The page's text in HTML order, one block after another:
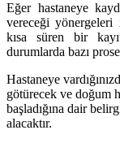
Eğer hastaneye
vereceği
kısa süren bir
durumlarda bazı
Hastaneye
götürecek ve doğum
başladığına dair
alacaktır.